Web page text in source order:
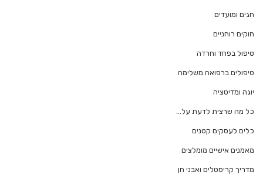
חגים ומועדים
חוקים רוחניים
טיפול בפחד וחרדה
טיפולים ברפואה משלימה
יוגה ומדיטציה
כל מה שרצית לדעת על…
כלים לעסקים קטנים
מאמנים אישיים מומלצים
מדריך קריסטלים ואבני חן